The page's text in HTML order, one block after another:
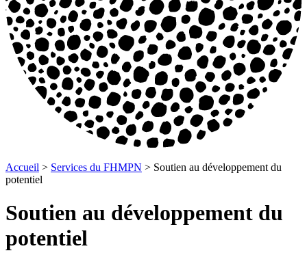
Accueil > Services du FHMPN > Soutien au développement du
potentiel
Soutien au développement du
potentiel